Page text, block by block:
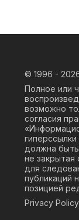
© 1996 -
Полное или
возможно
согласия
должна быть
не закрытая
для
публикаций
позицией
Privacy Policy